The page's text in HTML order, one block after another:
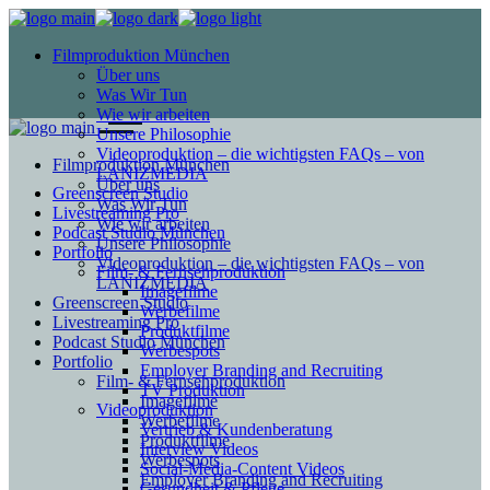
Filmproduktion München
Über uns
Was Wir Tun
Wie wir arbeiten
Unsere Philosophie
Videoproduktion – die wichtigsten FAQs – von
LANIZMEDIA
Greenscreen Studio
Livestreaming Pro
Podcast Studio München
Portfolio
Film- & Fernsehproduktion
Imagefilme
Werbefilme
Produktfilme
Werbespots
Employer Branding and Recruiting
TV Produktion
Videoproduktion
Vertrieb & Kundenberatung
Interview Videos
Social-Media-Content Videos
Filmproduktion München
Über uns
Was Wir Tun
Wie wir arbeiten
Unsere Philosophie
Videoproduktion – die wichtigsten FAQs – von
LANIZMEDIA
Greenscreen Studio
Livestreaming Pro
Podcast Studio München
Portfolio
Film- & Fernsehproduktion
Imagefilme
Werbefilme
Produktfilme
Werbespots
Employer Branding and Recruiting